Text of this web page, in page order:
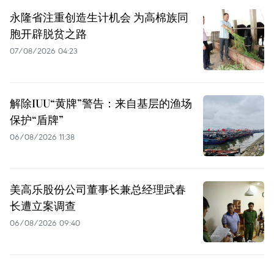
永隆省注重创造生计机会 为高棉族同
胞开辟脱贫之路
07/08/2026 04:23
解除IUU“黄牌”警告：来自基层的渔场
保护“盾牌”
06/08/2026 11:38
美高乐股份公司董事长兼总经理武春
长遭立案调查
06/08/2026 09:40